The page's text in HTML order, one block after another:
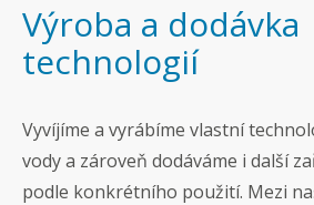
Výroba a dodávka
technologií
Vyvíjíme a vyrábíme vlastní
vody a zároveň dodáváme i další
podle konkrétního použití. Mezi